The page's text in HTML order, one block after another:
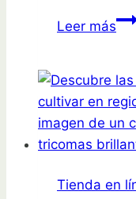
Leer más
de
Tienda en